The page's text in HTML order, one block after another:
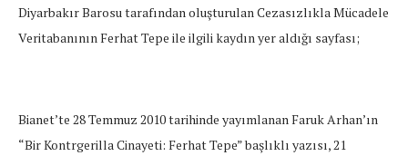
Diyarbakır Barosu tarafından oluşturulan Cezasızlıkla Mücadele
Veritabanının Ferhat Tepe ile ilgili kaydın yer aldığı sayfası;
Bianet’te 28 Temmuz 2010 tarihinde yayımlanan Faruk Arhan’ın
“Bir Kontrgerilla Cinayeti: Ferhat Tepe” başlıklı yazısı, 21